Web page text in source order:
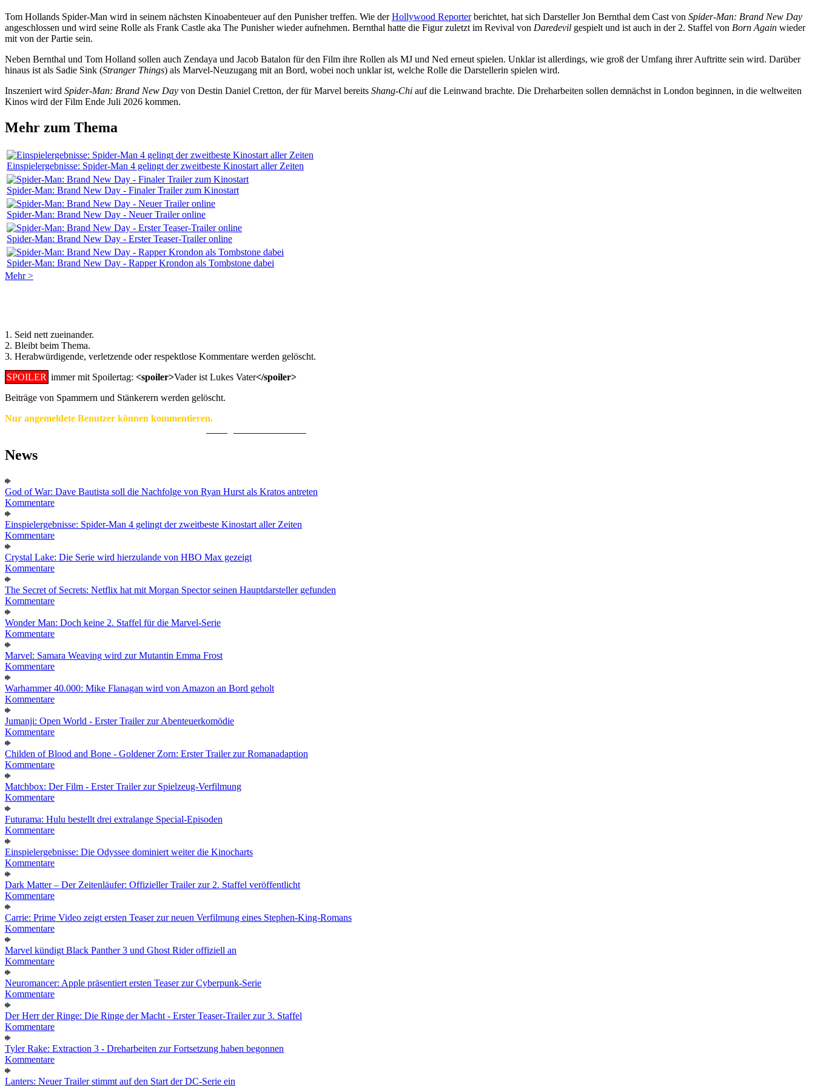
Tom Hollands Spider-Man wird in seinem nächsten Kinoabenteuer auf den Punisher treffen. Wie derHollywood Reporterberichtet, hat sich Darsteller Jon Bernthal dem Cast von Spider-Man: Brand New Day
angeschlossen und wird seine Rolle als Frank Castle aka The Punisher wieder aufnehmen. Bernthal hatte die Figur zuletzt im Revival von Daredevil gespielt und ist auch in der 2. Staffel von Born Again wieder
mit von der Partie sein.
Neben Bernthal und Tom Holland sollen auch Zendaya und Jacob Batalon für den Film ihre Rollen als MJ und Ned erneut spielen. Unklar ist allerdings, wie groß der Umfang ihrer Auftritte sein wird. Darüber
hinaus ist als Sadie Sink (Stranger Things) als Marvel-Neuzugang mit an Bord, wobei noch unklar ist, welche Rolle die Darstellerin spielen wird.
Inszeniert wird Spider-Man: Brand New Day von Destin Daniel Cretton, der für Marvel bereits Shang-Chi auf die Leinwand brachte. Die Dreharbeiten sollen demnächst in London beginnen, in die weltweiten
Kinos wird der Film Ende Juli 2026 kommen.
Mehr zum Thema
Einspielergebnisse: Spider-Man 4 gelingt der zweitbeste Kinostart aller Zeiten
Spider-Man: Brand New Day - Finaler Trailer zum Kinostart
Spider-Man: Brand New Day - Neuer Trailer online
Spider-Man: Brand New Day - Erster Teaser-Trailer online
Spider-Man: Brand New Day - Rapper Krondon als Tombstone dabei
Mehr >
1. Seid nett zueinander.
2. Bleibt beim Thema.
3. Herabwürdigende, verletzende oder respektlose Kommentare werden gelöscht.
SPOILER immer mit Spoilertag: <spoiler>Vader ist Lukes Vater</spoiler>
Beiträge von Spammern und Stänkerern werden gelöscht.
Nur angemeldete Benutzer können kommentieren.
News
God of War: Dave Bautista soll die Nachfolge von Ryan Hurst als Kratos antreten
Kommentare
Einspielergebnisse: Spider-Man 4 gelingt der zweitbeste Kinostart aller Zeiten
Kommentare
Crystal Lake: Die Serie wird hierzulande von HBO Max gezeigt
Kommentare
The Secret of Secrets: Netflix hat mit Morgan Spector seinen Hauptdarsteller gefunden
Kommentare
Wonder Man: Doch keine 2. Staffel für die Marvel-Serie
Kommentare
Marvel: Samara Weaving wird zur Mutantin Emma Frost
Kommentare
Warhammer 40.000: Mike Flanagan wird von Amazon an Bord geholt
Kommentare
Jumanji: Open World - Erster Trailer zur Abenteuerkomödie
Kommentare
Childen of Blood and Bone - Goldener Zorn: Erster Trailer zur Romanadaption
Kommentare
Matchbox: Der Film - Erster Trailer zur Spielzeug-Verfilmung
Kommentare
Futurama: Hulu bestellt drei extralange Special-Episoden
Kommentare
Einspielergebnisse: Die Odyssee dominiert weiter die Kinocharts
Kommentare
Dark Matter – Der Zeitenläufer: Offizieller Trailer zur 2. Staffel veröffentlicht
Kommentare
Carrie: Prime Video zeigt ersten Teaser zur neuen Verfilmung eines Stephen-King-Romans
Kommentare
Marvel kündigt Black Panther 3 und Ghost Rider offiziell an
Kommentare
Neuromancer: Apple präsentiert ersten Teaser zur Cyberpunk-Serie
Kommentare
Der Herr der Ringe: Die Ringe der Macht - Erster Teaser-Trailer zur 3. Staffel
Kommentare
Tyler Rake: Extraction 3 - Dreharbeiten zur Fortsetzung haben begonnen
Kommentare
Lanters: Neuer Trailer stimmt auf den Start der DC-Serie ein